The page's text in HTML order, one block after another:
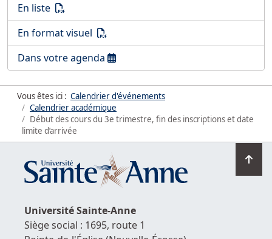
Télécharger le calendrier 2025-2026
En liste (PDF)
Télécharger le calendrier 2025-2026
En format visuel (PDF)
Télécharger le calendrier 2025-2026
Dans votre agenda
Vous êtes ici : Calendrier d'événements
Calendrier académique
Début des cours du 3e trimestre, fin des inscriptions et date
limite d’arrivée
en
UniversitéSainte-Anne
Siège social : 1695, route 1